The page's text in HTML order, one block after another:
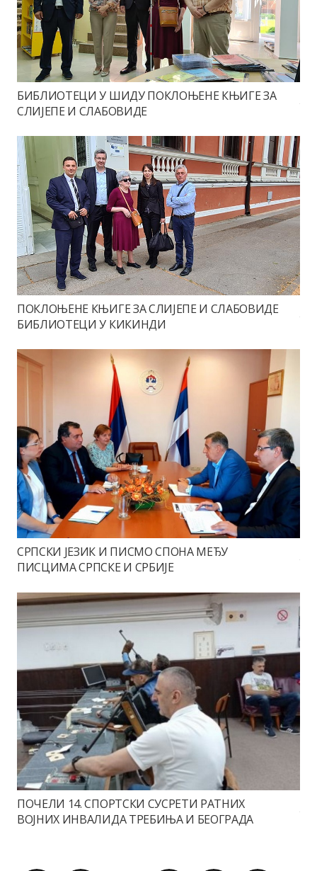
БИБЛИОТЕЦИ У ШИДУ ПОКЛОЊЕНЕ КЊИГЕ ЗА
СЛИЈЕПЕ И СЛАБОВИДЕ
ПОКЛОЊЕНЕ КЊИГЕ ЗА СЛИЈЕПЕ И СЛАБОВИДЕ
БИБЛИОТЕЦИ У КИКИНДИ
СРПСКИ ЈЕЗИК И ПИСМО СПОНА МЕЂУ
ПИСЦИМА СРПСКЕ И СРБИЈЕ
ПОЧЕЛИ 14. СПОРТСКИ СУСРЕТИ РАТНИХ
ВОЈНИХ ИНВАЛИДА ТРЕБИЊА И БЕОГРАДА